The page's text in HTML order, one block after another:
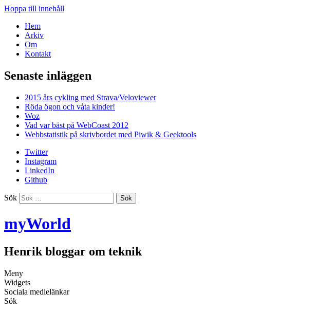
Hoppa till innehåll
Hem
Arkiv
Om
Kontakt
Senaste inläggen
2015 års cykling med Strava/Veloviewer
Röda ögon och våta kinder!
Woz
Vad var bäst på WebCoast 2012
Webbstatistik på skrivbordet med Piwik & Geektools
Twitter
Instagram
LinkedIn
Github
Sök
myWorld
Henrik bloggar om teknik
Meny
Widgets
Sociala medielänkar
Sök